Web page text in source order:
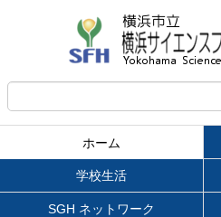
ホーム
学校生活
SGH ネットワーク